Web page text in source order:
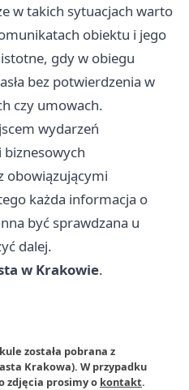
w takich sytuacjach warto
obiektu i jego
gdy w obiegu
bez potwierdzenia w
czy umowach.
wydarzeń
obowiązującymi
każda informacja o
być sprawdzana u
dalej.
w Krakowie.
została pobrana z
Krakowa). W przypadku
zdjęcia prosimy o kontakt.